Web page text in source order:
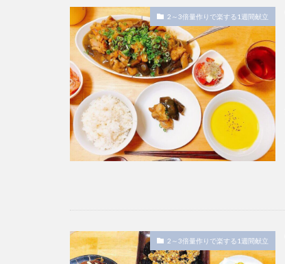
2～3倍量作りで楽する1週間献立
2～3倍量作りで楽する1週間献立